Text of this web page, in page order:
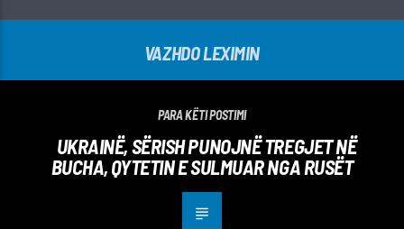
VAZHDO LEXIMIN
PARA KËTI POSTIMI
UKRAINË, SËRISH PUNOJNË TREGJET NË
BUCHA, QYTETIN E SULMUAR NGA RUSËT